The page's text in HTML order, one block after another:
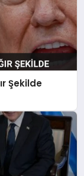
Şekilde